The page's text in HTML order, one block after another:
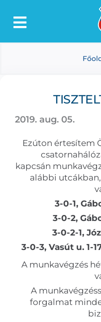
Toggle
Lőkösháza
Dokumentumtár
Média
Választás
2019. aug. 05.
Ezúton értesítem
kapcsán
alábbi
3-0-1,
3-0-2,
3-0-2-1,
3-0-3, Vasút u. 1-
A munkavégzés
A
forgalmat